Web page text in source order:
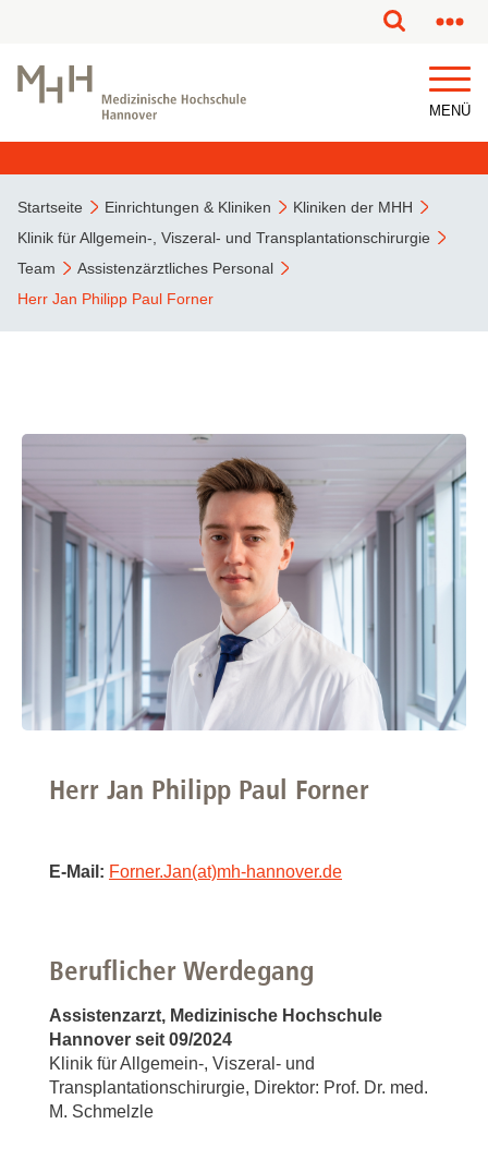
MENÜ
Startseite Einrichtungen & Kliniken
Kliniken der MHH
Klinik für Allgemein-, Viszeral- und Transplantationschirurgie
Team
Assistenzärztliches Personal
Herr Jan Philipp Paul Forner
Herr Jan Philipp Paul Forner
E-Mail: Forner.Jan(at)mh-hannover.de
Beruflicher Werdegang
Assistenzarzt, Medizinische Hochschule
Hannover seit 09/2024
Klinik für Allgemein-, Viszeral- und
Transplantationschirurgie, Direktor: Prof. Dr. med.
M. Schmelzle